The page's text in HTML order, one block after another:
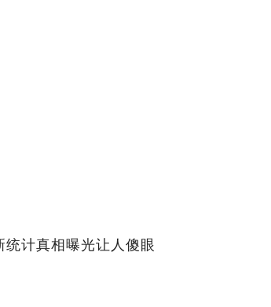
计真相曝光让人傻眼